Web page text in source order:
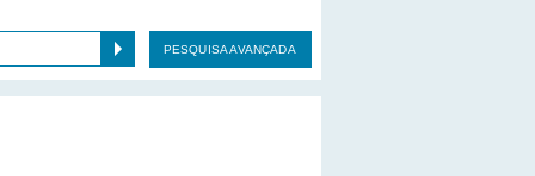
PESQUISA AVANÇADA